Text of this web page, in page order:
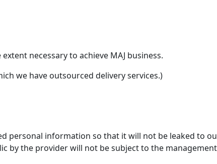
necessary to achieve MAJ business.
we have outsourced delivery services.)
personal information so that it will not be leaked to
by the provider will not be subject to the management